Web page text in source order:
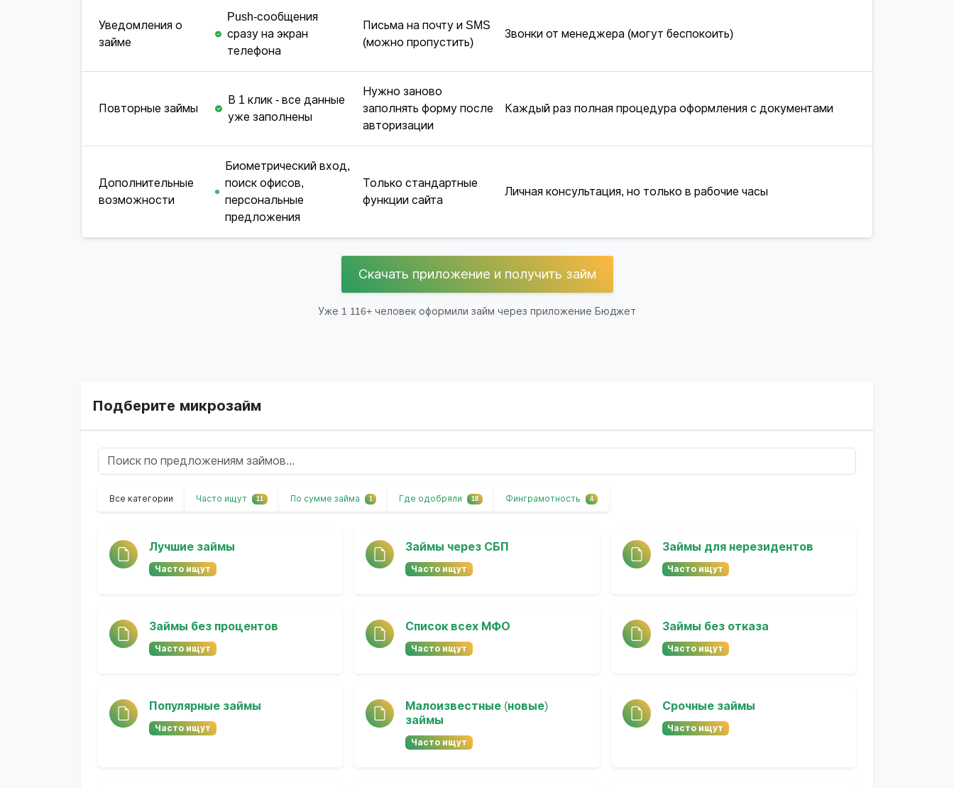
Уведомления о
займе
Push-сообщения
сразу на экран
телефона
Письма на почту и SMS
(можно пропустить)
Звонки от менеджера (могут беспокоить)
Повторные займы
В 1 клик - все данные
уже заполнены
Нужно заново
заполнять форму после
авторизации
Каждый раз полная процедура оформления с документами
Дополнительные
возможности
Биометрический вход,
поиск офисов,
персональные
предложения
Только стандартные
функции сайта
Личная консультация, но только в рабочие часы
Скачать приложение и получить займ
Уже 1 116+ человек оформили займ через приложение Бюджет
Подберите микрозайм
Все категории Часто ищут 11 По сумме займа 1 Где одобряли 18 Финграмотность 4
Лучшие займы
Часто ищут
Займы через СБП
Часто ищут
Займы для нерезидентов
Часто ищут
Займы без процентов
Часто ищут
Список всех МФО
Часто ищут
Займы без отказа
Часто ищут
Популярные займы
Часто ищут
Малоизвестные (новые)
займы
Часто ищут
Срочные займы
Часто ищут